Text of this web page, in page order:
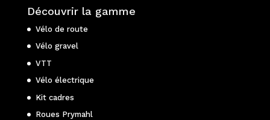
Découvrir la gamme
Vélo de route
Vélo gravel
VTT
Vélo électrique
Kit cadres
Roues Prymahl